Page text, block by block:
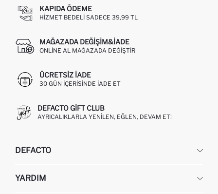
KAPIDA ÖDEME
HIZMET BEDELI SADECE 39,99 TL
MAĞAZADA DEĞIŞIM&İADE
ONLINE AL MAĞAZADA DEĞIŞTIR
ÜCRETSIZ IADE
30 GÜN IÇERISINDE IADE ET
DEFACTO GIFT CLUB
AYRICALIKLARLA YENILEN, EĞLEN, DEVAM ET!
DEFACTO
HAKKIMIZDA
YARDIM